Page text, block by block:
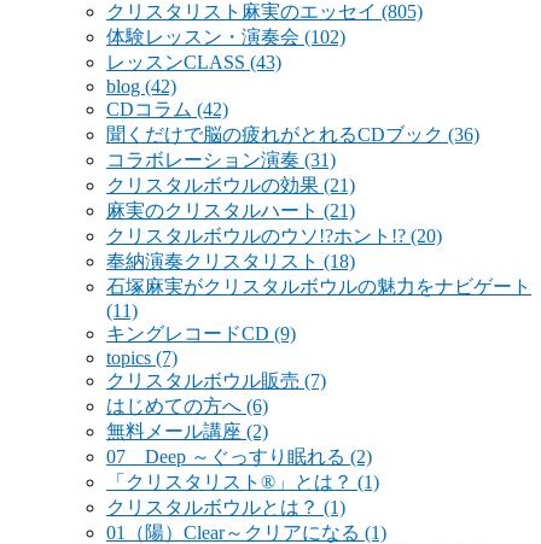
クリスタリスト麻実のエッセイ (805)
体験レッスン・演奏会 (102)
レッスンCLASS (43)
blog (42)
CDコラム (42)
聞くだけで脳の疲れがとれるCDブック (36)
コラボレーション演奏 (31)
クリスタルボウルの効果 (21)
麻実のクリスタルハート (21)
クリスタルボウルのウソ!?ホント!? (20)
奉納演奏クリスタリスト (18)
石塚麻実がクリスタルボウルの魅力をナビゲート
(11)
キングレコードCD (9)
topics (7)
クリスタルボウル販売 (7)
はじめての方へ (6)
無料メール講座 (2)
07 Deep ～ぐっすり眠れる (2)
「クリスタリスト®」とは？ (1)
クリスタルボウルとは？ (1)
01（陽）Clear～クリアになる (1)